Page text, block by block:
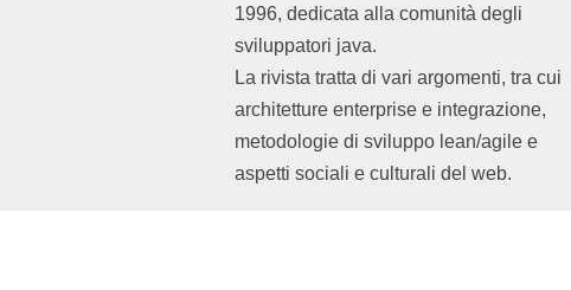
1996, dedicata alla comunità degli
sviluppatori java.
La rivista tratta di vari argomenti, tra cui
architetture enterprise e integrazione,
metodologie di sviluppo lean/agile e
aspetti sociali e culturali del web.